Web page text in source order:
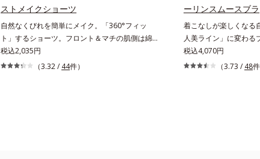
ストメイクショーツ
自然なくびれを簡単にメイク。「360°フィッ
ト」するショーツ。フロント＆マチの肌側は綿
100％素材でここちいい「大人世代のボディを美
しく魅せる」という発想の「プレイズメイクアド
税込2,035円
（3.32 / 44件）
ーリンスムースブラ
着こなしが楽しくなる
人美ライン」に変わる
カップ」で、そげ胸に
ディを美しく魅せる」
税込4,070円
（3.73 / 48件